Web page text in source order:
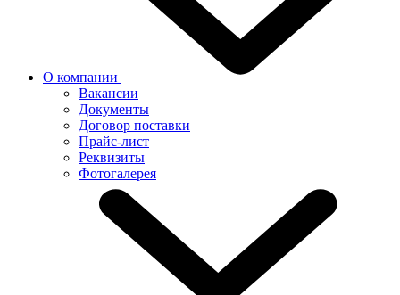
О компании
Вакансии
Документы
Договор поставки
Прайс-лист
Реквизиты
Фотогалерея